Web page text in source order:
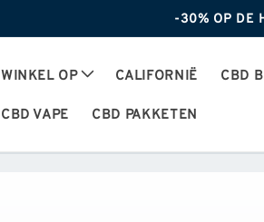
-30% OP DE
WINKEL OP CALIFORNIË CBD
CBD VAPE
CBD PAKKETEN